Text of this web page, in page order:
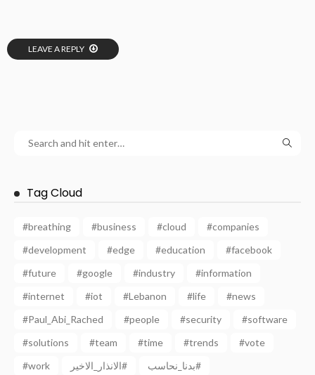
LEAVE A REPLY
Tag Cloud
#breathing #business #cloud
#companies
#development
#edge #education
#facebook
#future
#google #industry
#information
#internet
#iot #Lebanon #life
#news
#Paul_Abi_Rached
#people #security
#software
#solutions
#team #time #trends
#vote
#work
الانذار_الاخير#
بدنا_نحاسب#